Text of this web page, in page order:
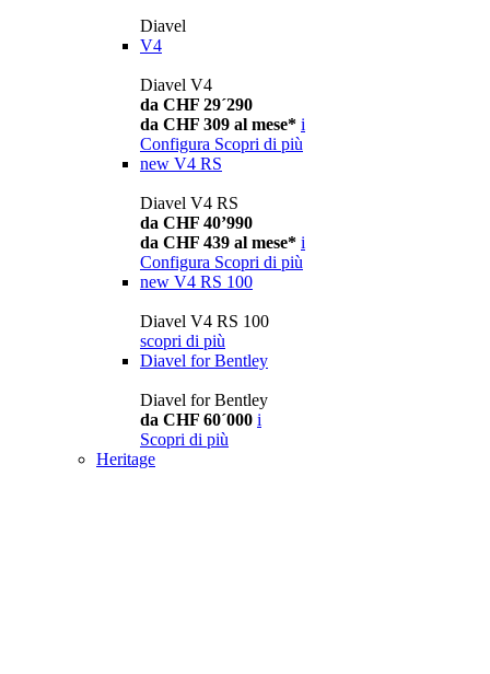
Diavel
V4
Diavel V4
da CHF 29´290
da CHF 309 al mese* i
Configura Scopri di più
new V4 RS
Diavel V4 RS
da CHF 40’990
da CHF 439 al mese* i
Configura Scopri di più
new V4 RS 100
Diavel V4 RS 100
scopri di più
Diavel for Bentley
Diavel for Bentley
da CHF 60´000 i
Scopri di più
Heritage